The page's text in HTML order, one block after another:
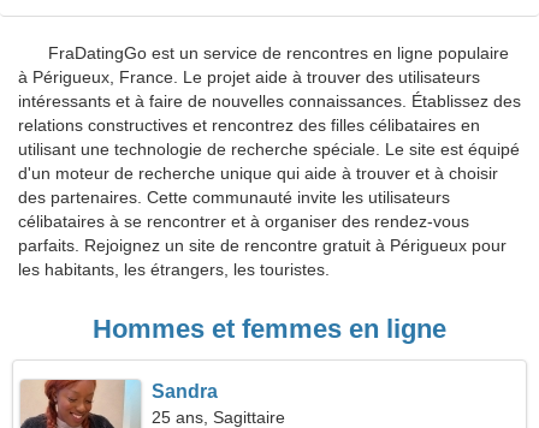
FraDatingGo est un service de rencontres en ligne populaire
à Périgueux, France. Le projet aide à trouver des utilisateurs
intéressants et à faire de nouvelles connaissances. Établissez des
relations constructives et rencontrez des filles célibataires en
utilisant une technologie de recherche spéciale. Le site est équipé
d'un moteur de recherche unique qui aide à trouver et à choisir
des partenaires. Cette communauté invite les utilisateurs
célibataires à se rencontrer et à organiser des rendez-vous
parfaits. Rejoignez un site de rencontre gratuit à Périgueux pour
les habitants, les étrangers, les touristes.
Hommes et femmes en ligne
Sandra
25 ans, Sagittaire